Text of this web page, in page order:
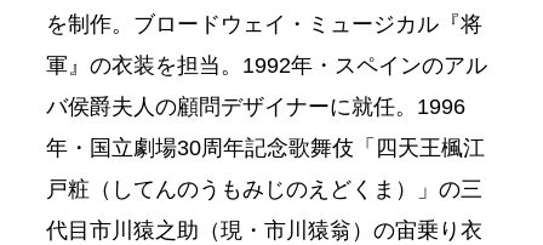
を制作。ブロードウェイ・ミュージカル『将
軍』の衣装を担当。1992年・スペインのアル
バ侯爵夫人の顧問デザイナーに就任。1996
年・国立劇場30周年記念歌舞伎「四天王楓江
戸粧（してんのうもみじのえどくま）」の三
代目市川猿之助（現・市川猿翁）の宙乗り衣